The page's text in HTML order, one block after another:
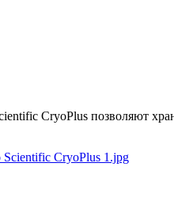
CryoPlus позволяют